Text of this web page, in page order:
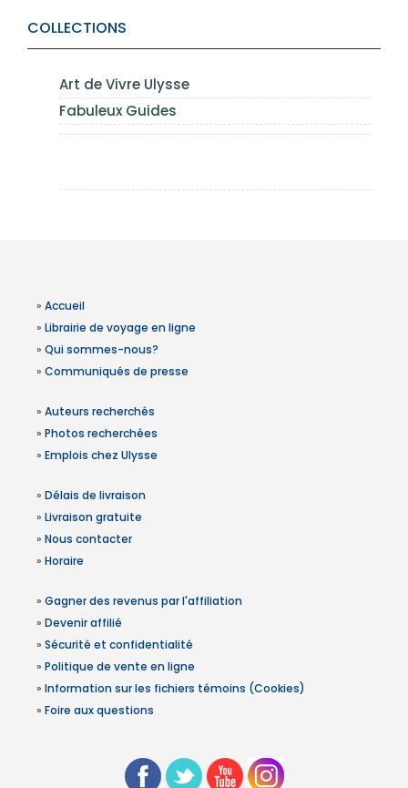
COLLECTIONS
Art de Vivre Ulysse
Fabuleux Guides
» Accueil
» Librairie de voyage en ligne
» Qui sommes-nous?
» Communiqués de presse
» Auteurs recherchés
» Photos recherchées
» Emplois chez Ulysse
» Délais de livraison
» Livraison gratuite
» Nous contacter
» Horaire
» Gagner des revenus par l'affiliation
» Devenir affilié
» Sécurité et confidentialité
» Politique de vente en ligne
» Information sur les fichiers témoins (Cookies)
» Foire aux questions